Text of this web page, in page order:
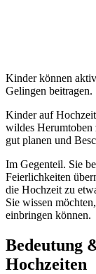
Kinder können
Gelingen
Kinder auf
wildes Herumtoben
gut planen und
Im Gegenteil. Sie
Feierlichkeiten
die Hochzeit zu
Sie wissen
einbringen können.
Bedeutung
Hochzeiten